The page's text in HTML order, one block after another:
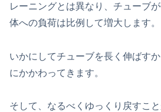
レーニングとは異なり、チューブ
体への負荷は比例して増大します。
いかにしてチューブを長く伸ばす
にかかわってきます。
そして、なるべくゆっくり戻すこと